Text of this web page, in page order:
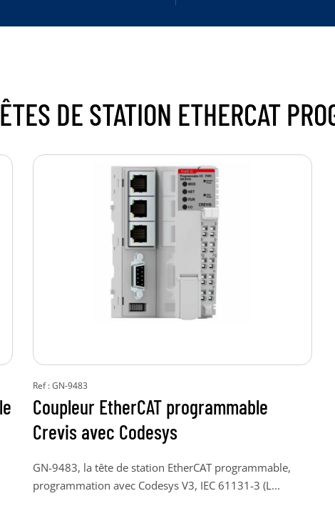
DE STATION ETHERCAT
Ref : GN-9483
Coupleur EtherCAT programmable
Crevis avec Codesys
GN-9483, la tête de station EtherCAT programmable,
programmation avec Codesys V3, IEC 61131-3 (L...